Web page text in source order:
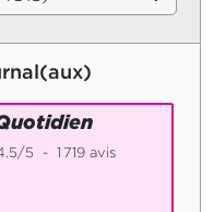
/5 - 1 719avis